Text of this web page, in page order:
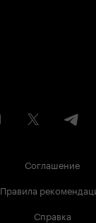
Соглашение
Правила
Справка